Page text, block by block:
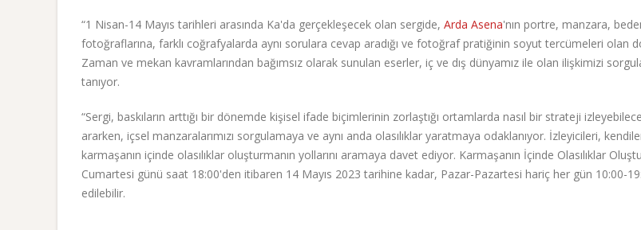
“1 Nisan-14 Mayıs tarihleri arasında Ka'da gerçekleşecek olan sergide, Arda Asena'nın portre, manzara,
fotoğraflarına, farklı coğrafyalarda aynı sorulara cevap aradığı ve fotoğraf pratiğinin soyut tercümeleri olan
Zaman ve mekan kavramlarından bağımsız olarak sunulan eserler, iç ve dış dünyamız ile olan ilişkimizi
tanıyor.
“Sergi, baskıların arttığı bir dönemde kişisel ifade biçimlerinin zorlaştığı ortamlarda nasıl bir strateji
ararken, içsel manzaralarımızı sorgulamaya ve aynı anda olasılıklar yaratmaya odaklanıyor. İzleyicileri,
karmaşanın içinde olasılıklar oluşturmanın yollarını aramaya davet ediyor. Karmaşanın İçinde Olasılıklar
Cumartesi günü saat 18:00'den itibaren 14 Mayıs 2023 tarihine kadar, Pazar-Pazartesi hariç her gün 10:00-
edilebilir.